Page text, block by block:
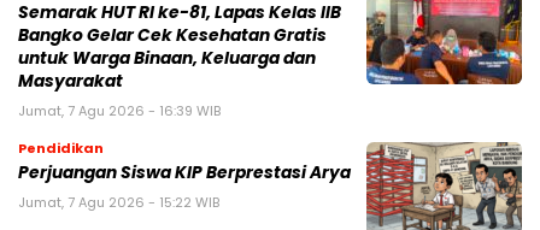
Semarak HUT RI ke-81, Lapas Kelas IIB
Bangko Gelar Cek Kesehatan Gratis
untuk Warga Binaan, Keluarga dan
Masyarakat
Jumat, 7 Agu 2026 - 16:39 WIB
Pendidikan
Perjuangan Siswa KIP Berprestasi Arya
Jumat, 7 Agu 2026 - 15:22 WIB